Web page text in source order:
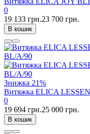
0
19 133 грн.23 700 грн.
В кошик
Знижка 21%
Витяжка ELICA
0
19 694 грн.25 000 грн.
В кошик